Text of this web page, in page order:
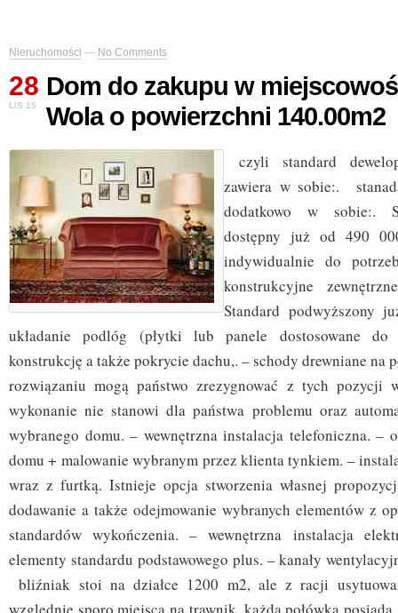
Nieruchomości — No Comments
28
LIS 15
Dom do zakupu w
Wola o powierzchni 140.00m2
czyli standard
zawiera w sobie:.
dodatkowo w sobie:.
dostępny już od 490
indywidualnie do
konstrukcyjne
Standard podwyższony
układanie podlóg (płytki lub panele dostosowane
konstrukcję a także pokrycie dachu,. – schody drewniane na
rozwiązaniu mogą państwo zrezygnować z tych pozycji
wykonanie nie stanowi dla państwa problemu oraz
wybranego domu. – wewnętrzna instalacja telefoniczna. –
domu + malowanie wybranym przez klienta tynkiem. –
wraz z furtką. Istnieje opcja stworzenia własnej
dodawanie a także odejmowanie wybranych elementów z
standardów wykończenia. – wewnętrzna instalacja
elementy standardu podstawowego plus. – kanały
bliźniak stoi na działce 1200 m2, ale z racji